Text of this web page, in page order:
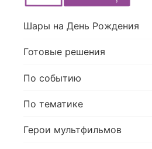
Шары на День Рождения
Готовые решения
По событию
По тематике
Герои мультфильмов